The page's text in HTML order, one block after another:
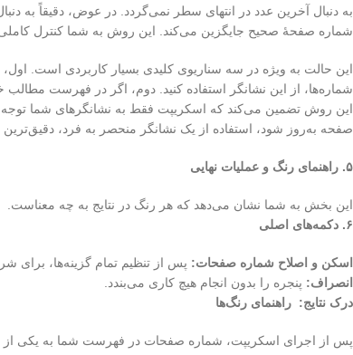
شماره صفحهٔ صحیح جایگزین می‌کند. این روش به شما کنترل
این حالت به ویژه در سه سناریوی کلیدی بسیار کاربردی است.
شماره‌ها، از این نشانگر استفاده کنید. دوم، اگر در فهرست
این روش تضمین می‌کند که اسکریپت فقط به نشانگرهای شما
صفحه به‌روز شود، استفاده از یک نشانگر منحصر به فرد،
۵. راهنمای رنگ و عملیات نهایی
این بخش به شما نشان می‌دهد که هر رنگ در نتایج به چه معناست.
۶. دکمه‌های اصلی
اسکن و اصلاح شماره صفحات: پس از تنظیم تمام گزینه‌ها، برای
انصراف: پنجره را بدون انجام هیچ کاری می‌بندد.
درک نتایج: راهنمای رنگ‌ها
پس از اجرای اسکریپت، شماره صفحات در فهرست شما به یکی از